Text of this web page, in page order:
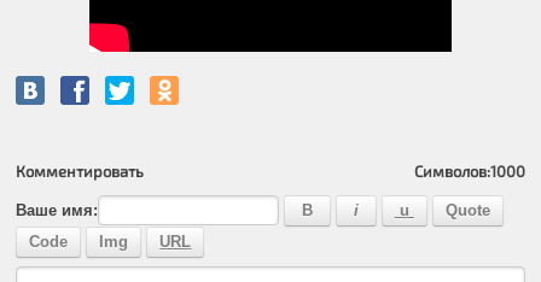
Комментировать Символов:1000
Ваше имя: